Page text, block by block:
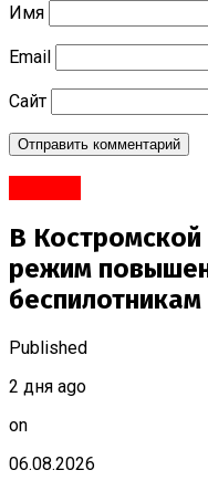
Имя
Email
Сайт
В Костромской
режим
беспилотникам
Published
2 дня ago
on
06.08.2026